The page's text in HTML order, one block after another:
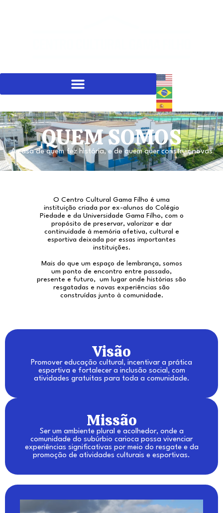
QUEM SOMOS
A casa de quem fez história, e de quem quer construir novas
O Centro Cultural Gama Filho é uma
instituição criada por ex-alunos do Colégio
Piedade e da Universidade Gama Filho, com o
propósito de preservar, valorizar e dar
continuidade à memória afetiva, cultural e
esportiva deixada por essas importantes
instituições.
Mais do que um espaço de lembrança, somos
um ponto de encontro entre passado,
presente e futuro, um lugar onde histórias são
resgatadas e novas experiências são
construídas junto à comunidade.
Visão
Promover educação cultural, incentivar a prática
esportiva e fortalecer a inclusão social, com
atividades gratuitas para toda a comunidade.
Missão
Ser um ambiente plural e acolhedor, onde a
comunidade do subúrbio carioca possa vivenciar
experiências significativas por meio do resgate e da
promoção de atividades culturais e esportivas.